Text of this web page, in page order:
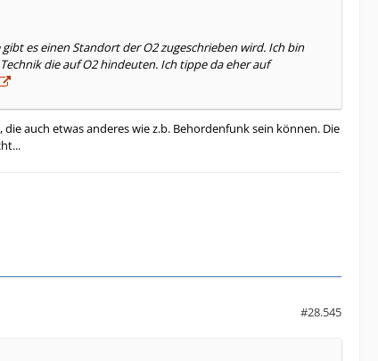
es einen Standort der O2 zugeschrieben wird. Ich bin
die auf O2 hindeuten. Ich tippe da eher auf
auch etwas anderes wie z.b. Behordenfunk sein können. Die
#28.545